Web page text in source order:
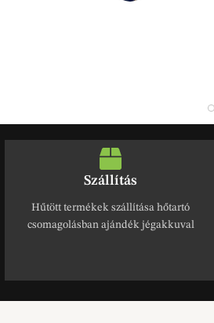
Szállítás
Hűtött termékek szállítása hőtartó
csomagolásban ajándék jégakkuval